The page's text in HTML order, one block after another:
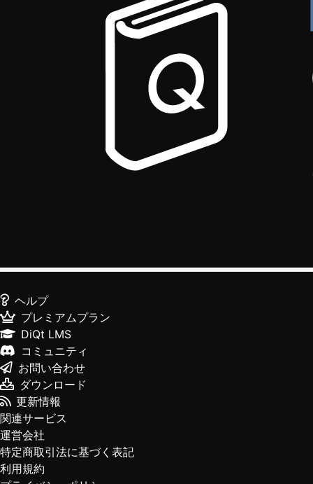
ヘルプ
プレミアムプラン
DiQt LMS
コミュニティ
お問い合わせ
ダウンロード
更新情報
関連サービス
運営会社
特定商取引法に基づく表記
利用規約